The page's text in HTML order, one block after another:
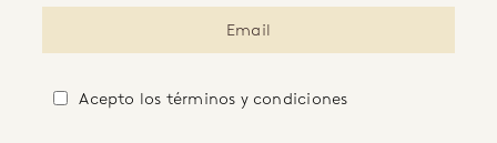
Acepto los términos y condiciones